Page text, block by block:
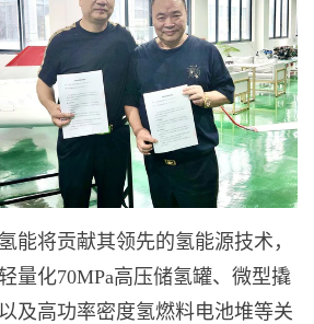
能将贡献其领先的氢能源技术，
量化70MPa高压储氢罐、微型撬
及高功率密度氢燃料电池堆等关